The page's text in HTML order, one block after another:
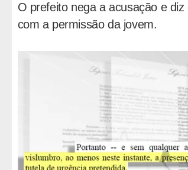
O prefeito nega a acusação e
com a permissão da jovem.